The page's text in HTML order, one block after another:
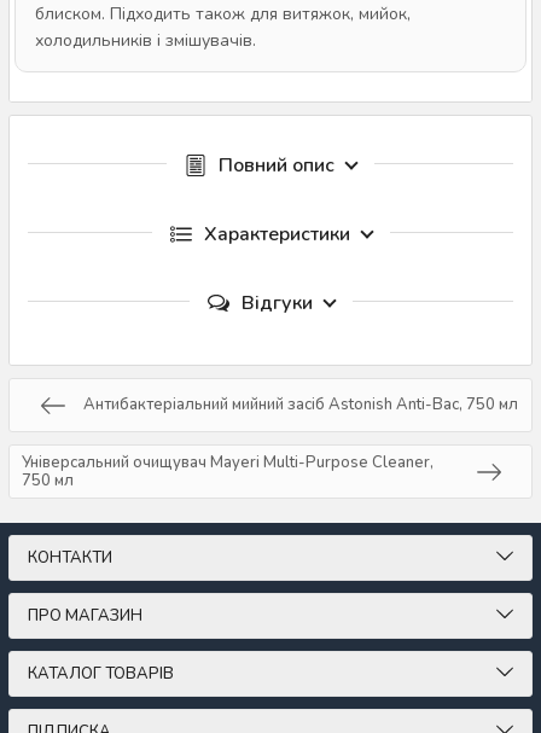
блиском. Підходить також для витяжок, мийок,
холодильників і змішувачів.
Повний опис
Характеристики
Відгуки
Антибактеріальний мийний засіб Astonish Anti-Bac, 750 мл
Універсальний очищувач Mayeri Multi-Purpose Cleaner,
750 мл
КОНТАКТИ
ПРО МАГАЗИН
КАТАЛОГ ТОВАРІВ